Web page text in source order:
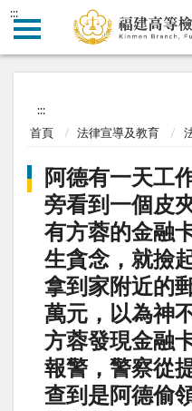
:::
:::
首頁 法律宣導及教育
阿德有一天工
旁看到一個皮
有方蓉的金融
生貪念，就撿
拿到家附近的
萬元，以為神
方蓉發現金融
報警，警察從
查到是阿德偷